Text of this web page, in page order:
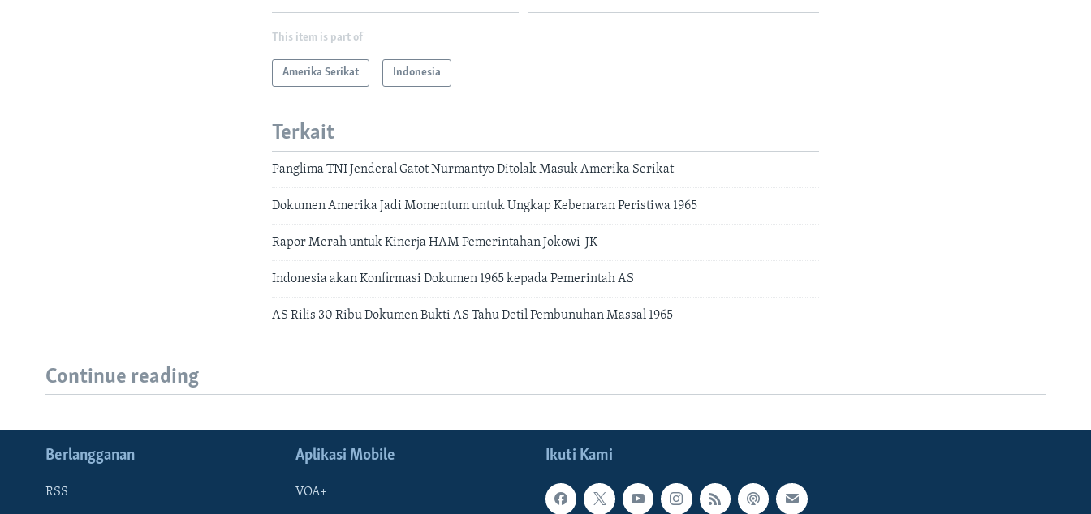
This item is part of
Amerika Serikat Indonesia
Terkait
Panglima TNI Jenderal Gatot Nurmantyo Ditolak Masuk Amerika Serikat
Dokumen Amerika Jadi Momentum untuk Ungkap Kebenaran Peristiwa 1965
Rapor Merah untuk Kinerja HAM Pemerintahan Jokowi-JK
Indonesia akan Konfirmasi Dokumen 1965 kepada Pemerintah AS
AS Rilis 30 Ribu Dokumen Bukti AS Tahu Detil Pembunuhan Massal 1965
Continue reading
Ikuti Kami
Berlangganan
RSS
Aplikasi Mobile
VOA+